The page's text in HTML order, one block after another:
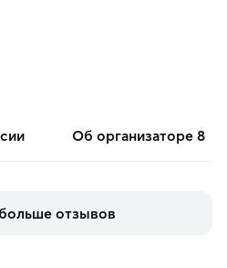
об организаторе 8
отзывов